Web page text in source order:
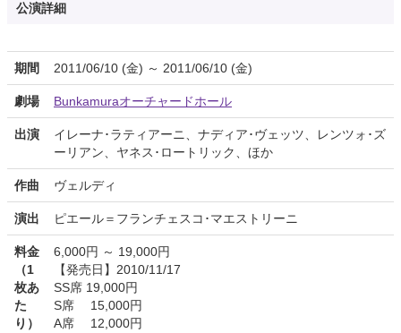
公演詳細
期間 2011/06/10 (金) ～ 2011/06/10 (金)
劇場 Bunkamuraオーチャードホール
出演
イレーナ･ラティアーニ、ナディア･ヴェッツ、レンツォ･ズ
ーリアン、ヤネス･ロートリック、ほか
作曲 ヴェルディ
演出 ピエール＝フランチェスコ･マエストリーニ
料金
（1
枚あ
た
り）
6,000円 ～ 19,000円
【発売日】2010/11/17
SS席 19,000円
S席 15,000円
A席 12,000円